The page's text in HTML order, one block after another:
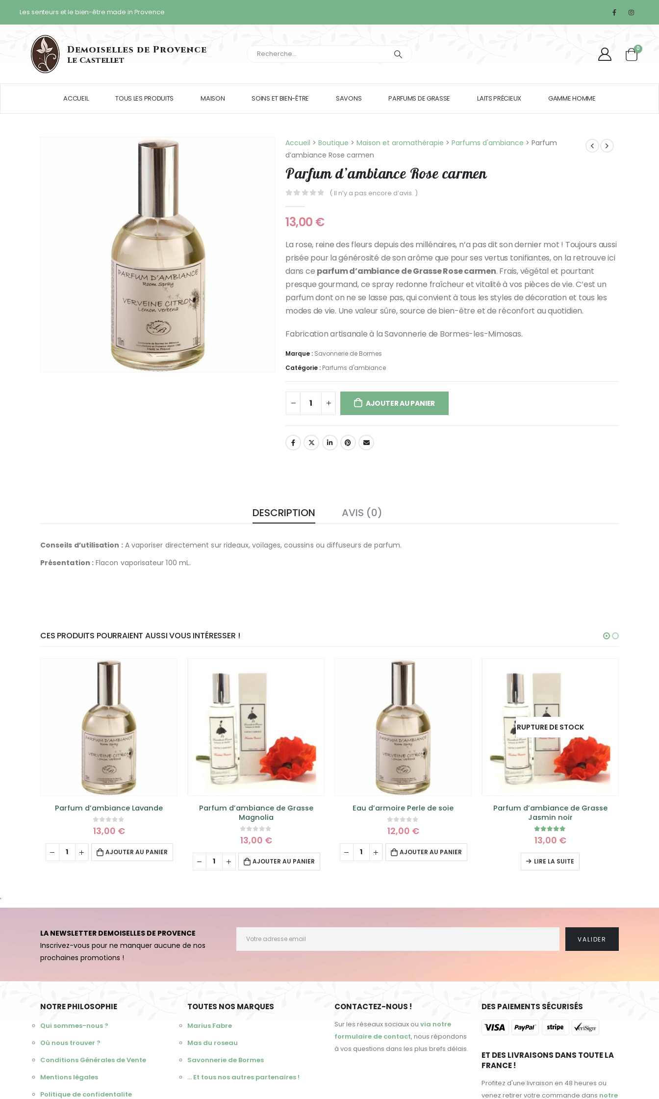
Les senteurs et le bien-être made in Provence
Demoiselles de Provence
Le Castellet
0
ACCUEIL TOUS LES PRODUITS MAISON SOINS ET BIEN-ÊTRE SAVONS PARFUMS DE GRASSE LAITS PRÉCIEUX GAMME HOMME
Accueil > Boutique > Maison et aromathérapie > Parfums d'ambiance > Parfum
d’ambiance Rose carmen
Parfum d’ambiance Rose carmen
( Il n’y a pas encore d’avis. )
13,00 €
La rose, reine des fleurs depuis des millénaires, n’a pas dit son dernier mot ! Toujours aussi
prisée pour la générosité de son arôme que pour ses vertus tonifiantes, on la retrouve ici
dans ce parfum d’ambiance de Grasse Rose carmen. Frais, végétal et pourtant
presque gourmand, ce spray redonne fraîcheur et vitalité à vos pièces de vie. C’est un
parfum dont on ne se lasse pas, qui convient à tous les styles de décoration et tous les
modes de vie. Une valeur sûre, source de bien-être et de réconfort au quotidien.
Fabrication artisanale à la Savonnerie de Bormes-les-Mimosas.
Marque : Savonnerie de Bormes
Catégorie : Parfums d'ambiance
AJOUTER AU PANIER
DESCRIPTION AVIS (0)
Conseils d’utilisation :A vaporiser directement sur rideaux, voilages, coussins ou diffuseurs de parfum.
Présentation :Flacon vaporisateur 100 mL.
CES PRODUITS POURRAIENT AUSSI VOUS INTÉRESSER !
Parfum d’ambiance Lavande
0sur 5
13,00 €
AJOUTER AU PANIER
Parfum d’ambiance de Grasse
Magnolia
0sur 5
13,00 €
AJOUTER AU PANIER
Eau d’armoire Perle de soie
0sur 5
12,00 €
AJOUTER AU PANIER
RUPTURE DE STOCK
Parfum d’ambiance de Grasse
Jasmin noir
5.00sur 5
13,00 €
LIRE LA SUITE
'
LA NEWSLETTER DEMOISELLES DE PROVENCE
Inscrivez-vous pour ne manquer aucune de nos
prochaines promotions !
NOTRE PHILOSOPHIE
Qui sommes-nous ?
Où nous trouver ?
Conditions Générales de Vente
Mentions légales
Politique de confidentalite
TOUTES NOS MARQUES
Marius Fabre
Mas du roseau
Savonnerie de Bormes
... Et tous nos autres partenaires !
CONTACTEZ-NOUS !
Sur les réseaux sociaux ou via notre
formulaire de contact, nous répondons
à vos questions dans les plus brefs délais.
DES PAIEMENTS SÉCURISÉS
ET DES LIVRAISONS DANS TOUTE LA
FRANCE !
Profitez d'une livraison en 48 heures ou
venez retirer votre commande dans notre